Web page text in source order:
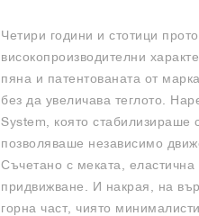
Четири години и стотици
високопроизводителни
пяна и патентованата от
без да увеличава теглото.
System, която стабилизираше
позволяваше независимо
Съчетано с меката, еластична
придвижване. И накрая, на
горна част, чиято